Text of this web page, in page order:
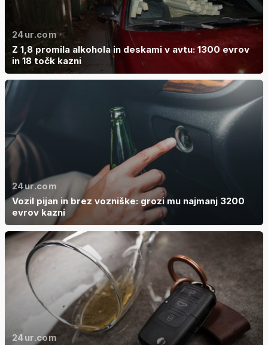
24ur.com
Z 1,8 promila alkohola in deskami v avtu: 1300 evrov
in 18 točk kazni
24ur.com
Vozil pijan in brez vozniške: grozi mu najmanj 3200
evrov kazni
24ur.com